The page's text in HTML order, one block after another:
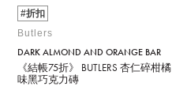
#折扣
Butlers
DARK ALMOND AND ORANGE BAR
《結帳75折》 BUTLERS 杏仁碎柑橘
味黑巧克力磚